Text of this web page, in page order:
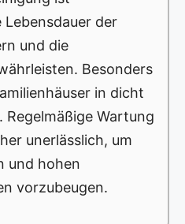
der
und die
Besonders
in dicht
Regelmäßige Wartung
unerlässlich, um
und hohen
vorzubeugen.